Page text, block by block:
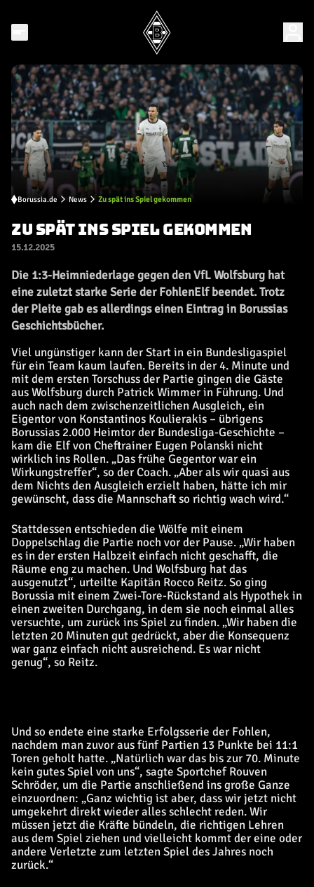
Borussia.de News Zu spät ins Spiel gekommen
ZU SPÄT INS SPIEL GEKOMMEN
15.12.2025
Die 1:3-Heimniederlage gegen den VfL Wolfsburg hat
eine zuletzt starke Serie der FohlenElf beendet. Trotz
der Pleite gab es allerdings einen Eintrag in Borussias
Geschichtsbücher.
Viel ungünstiger kann der Start in ein Bundesligaspiel
für ein Team kaum laufen. Bereits in der 4. Minute und
mit dem ersten Torschuss der Partie gingen die Gäste
aus Wolfsburg durch Patrick Wimmer in Führung. Und
auch nach dem zwischenzeitlichen Ausgleich, ein
Eigentor von Konstantinos Koulierakis – übrigens
Borussias 2.000 Heimtor der Bundesliga-Geschichte –
kam die Elf von Cheftrainer Eugen Polanski nicht
wirklich ins Rollen. „Das frühe Gegentor war ein
Wirkungstreffer“, so der Coach. „Aber als wir quasi aus
dem Nichts den Ausgleich erzielt haben, hätte ich mir
gewünscht, dass die Mannschaft so richtig wach wird.“
Stattdessen entschieden die Wölfe mit einem
Doppelschlag die Partie noch vor der Pause. „Wir haben
es in der ersten Halbzeit einfach nicht geschafft, die
Räume eng zu machen. Und Wolfsburg hat das
ausgenutzt“, urteilte Kapitän Rocco Reitz. So ging
Borussia mit einem Zwei-Tore-Rückstand als Hypothek in
einen zweiten Durchgang, in dem sie noch einmal alles
versuchte, um zurück ins Spiel zu finden. „Wir haben die
letzten 20 Minuten gut gedrückt, aber die Konsequenz
war ganz einfach nicht ausreichend. Es war nicht
genug“, so Reitz.
Und so endete eine starke Erfolgsserie der Fohlen,
nachdem man zuvor aus fünf Partien 13 Punkte bei 11:1
Toren geholt hatte. „Natürlich war das bis zur 70. Minute
kein gutes Spiel von uns“, sagte Sportchef Rouven
Schröder, um die Partie anschließend ins große Ganze
einzuordnen: „Ganz wichtig ist aber, dass wir jetzt nicht
umgekehrt direkt wieder alles schlecht reden. Wir
müssen jetzt die Kräfte bündeln, die richtigen Lehren
aus dem Spiel ziehen und vielleicht kommt der eine oder
andere Verletzte zum letzten Spiel des Jahres noch
zurück.“